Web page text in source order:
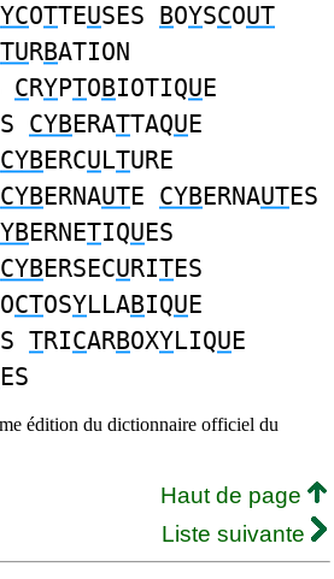
YCOTTEUSES BOYSCOUT
TURBATION
CRYPTOBIOTIQUE
CYBERATTAQUE
CYBERCULTURE
CYBERNAUTE CYBERNAUTES
ERNETIQUES
CYBERSECURITES
CTOSYLLABIQUE
TRICARBOXYLIQUE
ES
édition du dictionnaire officiel du
Haut de page
Liste suivante